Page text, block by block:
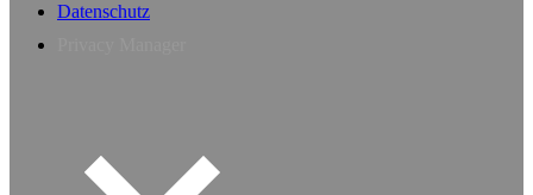
Datenschutz